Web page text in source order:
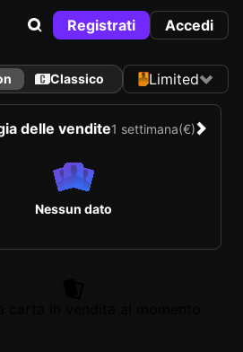
Registrati Accedi
Classico Limited
delle vendite1 settimana(€)
Nessun dato